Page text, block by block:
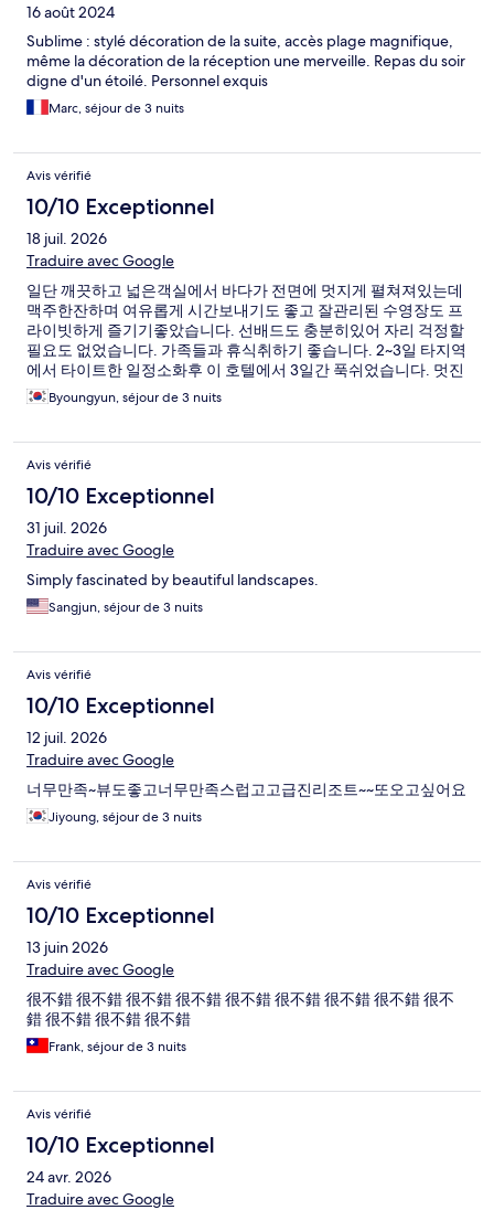
16 août 2024
Sublime : stylé décoration de la suite, accès plage magnifique,
même la décoration de la réception une merveille. Repas du soir
digne d'un étoilé. Personnel exquis
Marc, séjour de 3 nuits
Avis vérifié
10/10 Exceptionnel
18 juil. 2026
Traduire avec Google
일단 깨끗하고 넓은객실에서 바다가 전면에 멋지게 펼쳐져있는데
맥주한잔하며 여유롭게 시간보내기도 좋고 잘관리된 수영장도 프
라이빗하게 즐기기좋았습니다. 선배드도 충분히있어 자리 걱정할
필요도 없었습니다. 가족들과 휴식취하기 좋습니다. 2~3일 타지역
에서 타이트한 일정소화후 이 호텔에서 3일간 푹쉬었습니다. 멋진
곳입니다
Byoungyun, séjour de 3 nuits
Avis vérifié
10/10 Exceptionnel
31 juil. 2026
Traduire avec Google
Simply fascinated by beautiful landscapes.
Sangjun, séjour de 3 nuits
Avis vérifié
10/10 Exceptionnel
12 juil. 2026
Traduire avec Google
너무만족~뷰도좋고너무만족스럽고고급진리조트~~또오고싶어요
Jiyoung, séjour de 3 nuits
Avis vérifié
10/10 Exceptionnel
13 juin 2026
Traduire avec Google
很不錯 很不錯 很不錯 很不錯 很不錯 很不錯 很不錯 很不錯 很不
錯 很不錯 很不錯 很不錯
Frank, séjour de 3 nuits
Avis vérifié
10/10 Exceptionnel
24 avr. 2026
Traduire avec Google